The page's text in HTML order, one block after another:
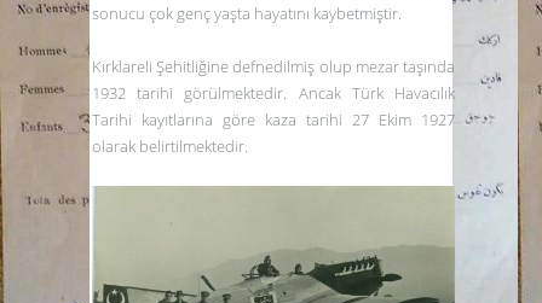
sonucu çok genç yaşta hayatını kaybetmiştir.
Kırklareli Şehitliğine defnedilmiş olup mezar taşında
1932 tarihi görülmektedir. Ancak Türk Havacılık
Tarihi kayıtlarına göre kaza tarihi 27 Ekim 1927
olarak belirtilmektedir.